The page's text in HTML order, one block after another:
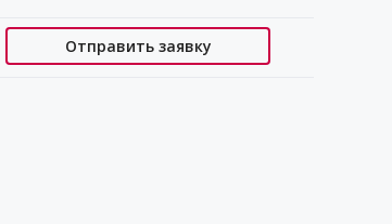
Отправить заявку